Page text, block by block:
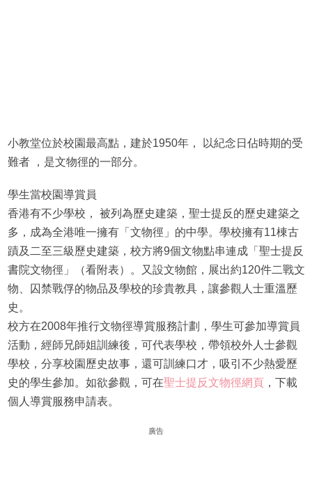
小教堂位於校園最高點，建於1950年， 以紀念日佔時期的受
難者 ，是文物徑的一部分。
學生當校園導賞員
香港有不少學校， 被列為歷史建築，聖士提反的歷史建築之
多，成為全港唯一擁有「文物徑」的中學。學校擁有11棟古
蹟及二至三級歷史建築，校方將9個文物點串連成「聖士提反
書院文物徑」（看附表）。又設文物館，展出約120件二戰文
物、囚禁戰俘的物品及學校的珍貴教具，讓參觀人士重溫歷
史。
校方在2008年推行文物徑導賞服務計劃，學生可參加導賞員
活動，經師兄師姐訓練後，可代表學校，帶領校外人士參觀
學校，分享校園歷史故事，還可訓練口才，吸引不少熱愛歷
史的學生參加。如欲參觀，可在聖士提反文物徑網頁，下載
個人導賞服務申請表。
廣告